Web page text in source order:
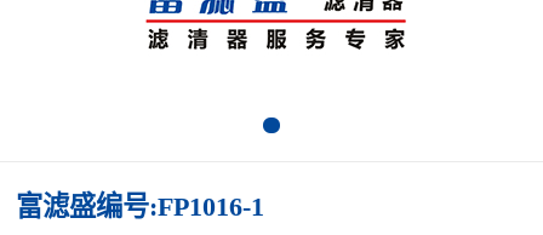
富滤盛编号:FP1016-1